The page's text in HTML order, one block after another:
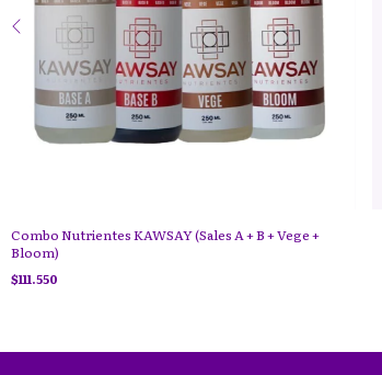
Combo Nutrientes KAWSAY (Sales A + B + Vege +
Bloom)
$111.550